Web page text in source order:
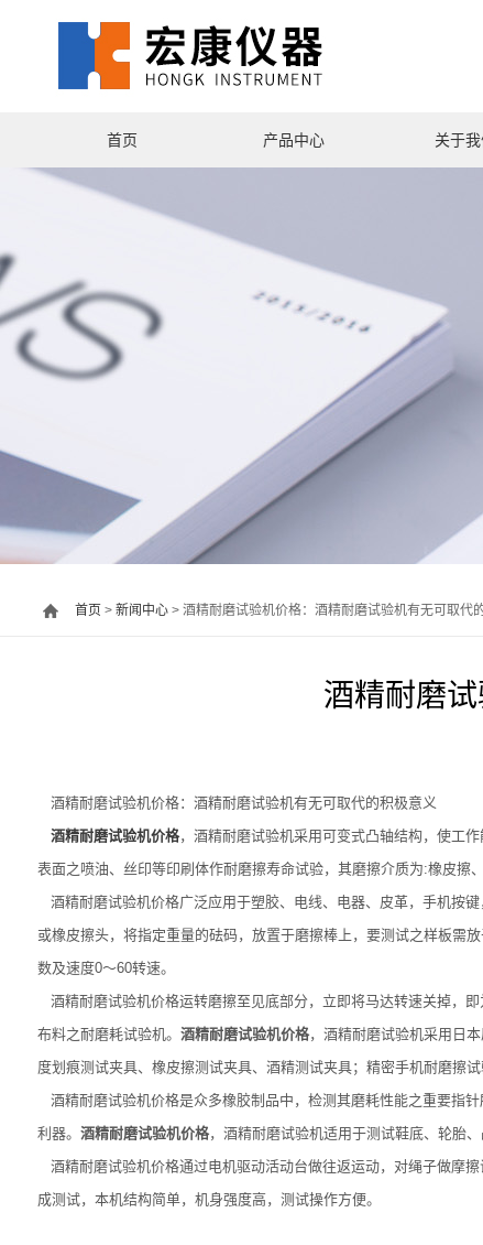
首页 产品中心 关于我
首页 > 新闻中心> 酒精耐磨试验机价格：酒精耐磨试验机有无可取代
酒精耐磨
酒精耐磨试验机价格：酒精耐磨试验机有无可取代的积极意义
酒精耐磨试验机价格，酒精耐磨试验机采用可变式凸轴结构，使工
表面之喷油、丝印等印刷体作耐磨擦寿命试验，其磨擦介质为:橡皮擦、
酒精耐磨试验机价格广泛应用于塑胶、电线、电器、皮革，手机按
或橡皮擦头，将指定重量的砝码，放置于磨擦棒上，要测试之样板需
数及速度0～60转速。
酒精耐磨试验机价格运转磨擦至见底部分，立即将马达转速关掉，
布料之耐磨耗试验机。 酒精耐磨试验机价格，酒精耐磨试验机采用日
度划痕测试夹具、橡皮擦测试夹具、酒精测试夹具；精密手机耐磨擦
酒精耐磨试验机价格是众多橡胶制品中，检测其磨耗性能之重要指
利器。 酒精耐磨试验机价格，酒精耐磨试验机适用于测试鞋底、轮胎
酒精耐磨试验机价格通过电机驱动活动台做往返运动，对绳子做摩
成测试，本机结构简单，机身强度高，测试操作方便。